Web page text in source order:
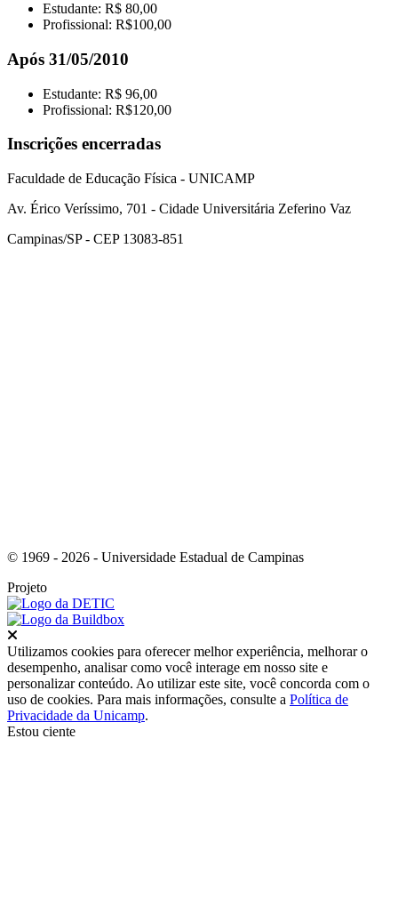
Estudante: R$ 80,00
Profissional: R$100,00
Após 31/05/2010
Estudante: R$ 96,00
Profissional: R$120,00
Inscrições encerradas
Faculdade de Educação Física - UNICAMP
Av. Érico Veríssimo, 701 - Cidade Universitária Zeferino Vaz
Campinas/SP - CEP 13083-851
© 1969 - 2026 - Universidade Estadual de Campinas
Projeto
Utilizamos cookies para oferecer melhor experiência, melhorar o
desempenho, analisar como você interage em nosso site e
personalizar conteúdo. Ao utilizar este site, você concorda com o
uso de cookies. Para mais informações, consulte a Política de
Privacidade da Unicamp.
Estou ciente